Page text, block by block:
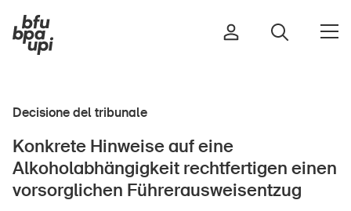
Sport e attività fisica
Edifici e impianti
Decisione del tribunale
Konkrete Hinweise auf eine
Alkoholabhängigkeit rechtfertigen einen
vorsorglichen Führerausweisentzug